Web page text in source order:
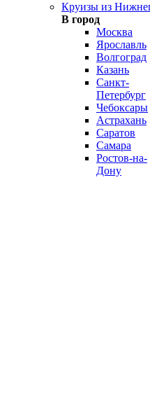
Круизы из
В город
Москва
Ярославль
Волгоград
Казань
Санкт-
Петербург
Чебоксары
Астрахань
Саратов
Самара
Ростов-на-
Дону